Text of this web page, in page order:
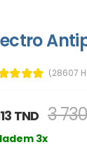
(28607
TND 3
3x